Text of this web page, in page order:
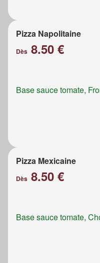
Pizza Napolitaine
Dès 8.50 €
Base sauce tomate,
Pizza Mexicaine
Dès 8.50 €
Base sauce tomate,